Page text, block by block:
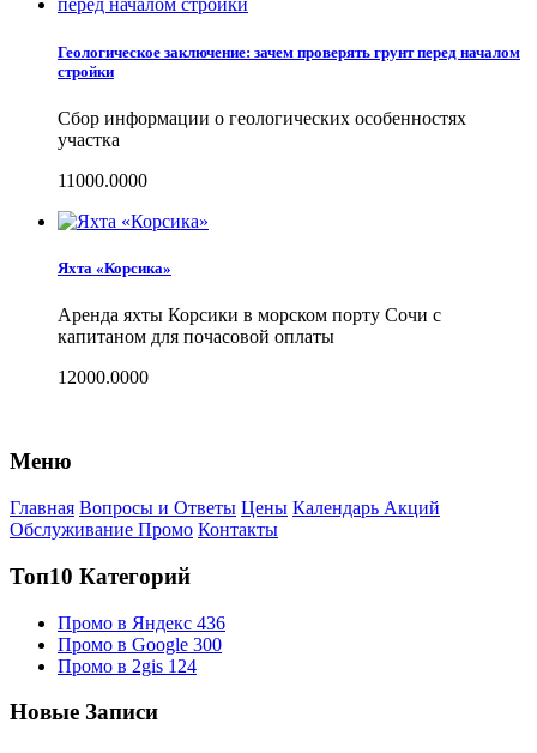
Геологическое заключение: зачем проверять грунт перед началом
стройки
Сбор информации о геологических особенностях
участка
11000.0000
Яхта «Корсика»
Аренда яхты Корсики в морском порту Сочи с
капитаном для почасовой оплаты
12000.0000
Меню
Главная Вопросы и Ответы Цены Календарь Акций
Обслуживание Промо Контакты
Топ10 Категорий
Промо в Яндекс 436
Промо в Google 300
Промо в 2gis 124
Новые Записи